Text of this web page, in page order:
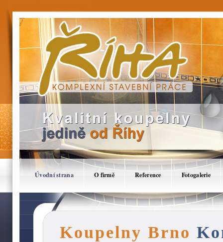
Koupelny Brno - Říha Tomáš, Komplexní
jádra,Rekonstrukce,Stavby,Koupelny,Stavby
Úvodní strana O firmě Reference Fotogalerie
Koupelny Brno